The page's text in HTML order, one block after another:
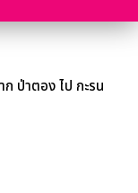
ป่าตอง ไป กะรน